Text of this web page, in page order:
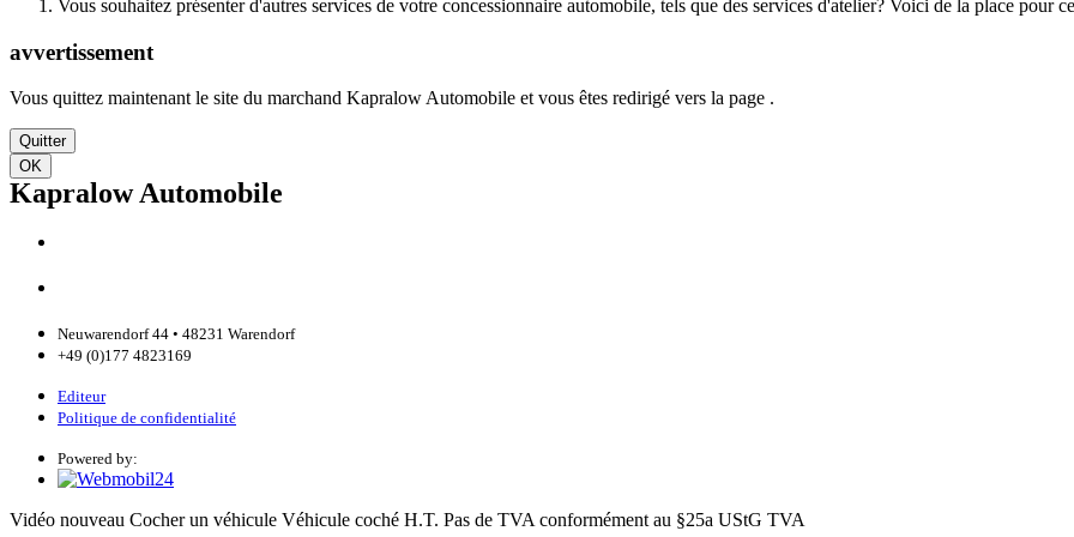
Vous souhaitez présenter d'autres services de votre concessionnaire automobile, tels que des services d'atelier? Voici de la place pour
avvertissement
Vous quittez maintenant le site du marchand Kapralow Automobile et vous êtes redirigé vers la page .
Quitter
OK
Kapralow Automobile
Neuwarendorf 44 • 48231 Warendorf
+49 (0)177 4823169
Editeur
Politique de confidentialité
Powered by:
Vidéo nouveau Cocher un véhicule Véhicule coché H.T. Pas de TVA conformément au §25a UStG TVA